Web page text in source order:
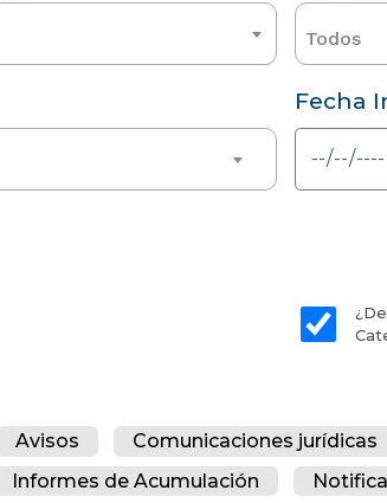
Todos
Fecha
Avisos Comunicaciones jurídicas
Informes de Acumulación